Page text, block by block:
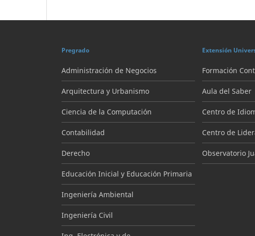
Pregrado
Administración de Negocios
Arquitectura y Urbanismo
Ciencia de la Computación
Contabilidad
Derecho
Educación Inicial y Educación Primaria
Ingeniería Ambiental
Ingeniería Civil
Extensión
Formación
Aula del Saber
Centro de
Centro de
Observatorio